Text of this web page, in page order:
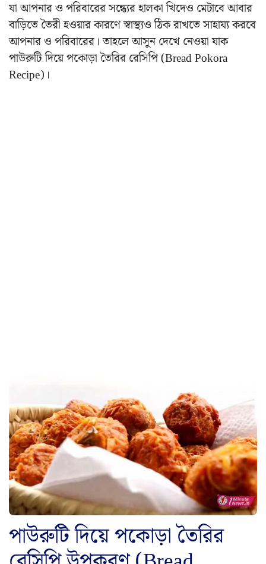
যা আপনার ও পরিবারের সন্ধ্যের হালকা খিদেও মেটাবে আবার
বাড়িতে তৈরী হওয়ার কারণে স্বাস্থ্যও ঠিক রাখতে সাহায্য করবে
আপনার ও পরিবারের। তাহলে আসুন দেখে নেওয়া যাক
পাউরুটি দিয়ে পকোড়া তৈরির রেসিপি (Bread Pokora
Recipe)।
পাউরুটি দিয়ে পকোড়া তৈরির